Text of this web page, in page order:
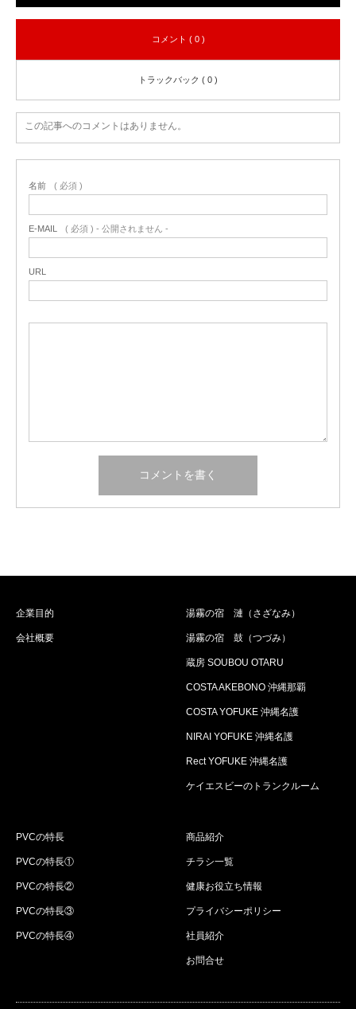
コメント ( 0 )
トラックバック ( 0 )
この記事へのコメントはありません。
名前 ( 必須 )
E-MAIL ( 必須 ) - 公開されません -
URL
企業目的
会社概要
湯霧の宿 漣（さざなみ）
湯霧の宿 鼓（つづみ）
蔵房 SOUBOU OTARU
COSTA AKEBONO 沖縄那覇
COSTA YOFUKE 沖縄名護
NIRAI YOFUKE 沖縄名護
Rect YOFUKE 沖縄名護
ケイエスビーのトランクルーム
PVCの特長
PVCの特長①
PVCの特長②
PVCの特長③
PVCの特長④
商品紹介
チラシ一覧
健康お役立ち情報
プライバシーポリシー
社員紹介
お問合せ